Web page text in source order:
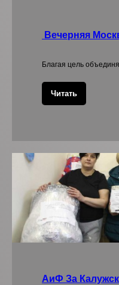
Вечерняя
Благая цель
Читать
АиФ За